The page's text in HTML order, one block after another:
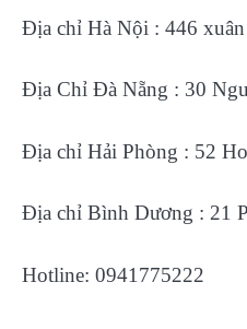
Địa chỉ Hà Nội : 446
Địa Chỉ Đà Nẵng : 30
Địa chỉ Hải Phòng : 52
Địa chỉ Bình Dương : 21
Hotline: 0941775222